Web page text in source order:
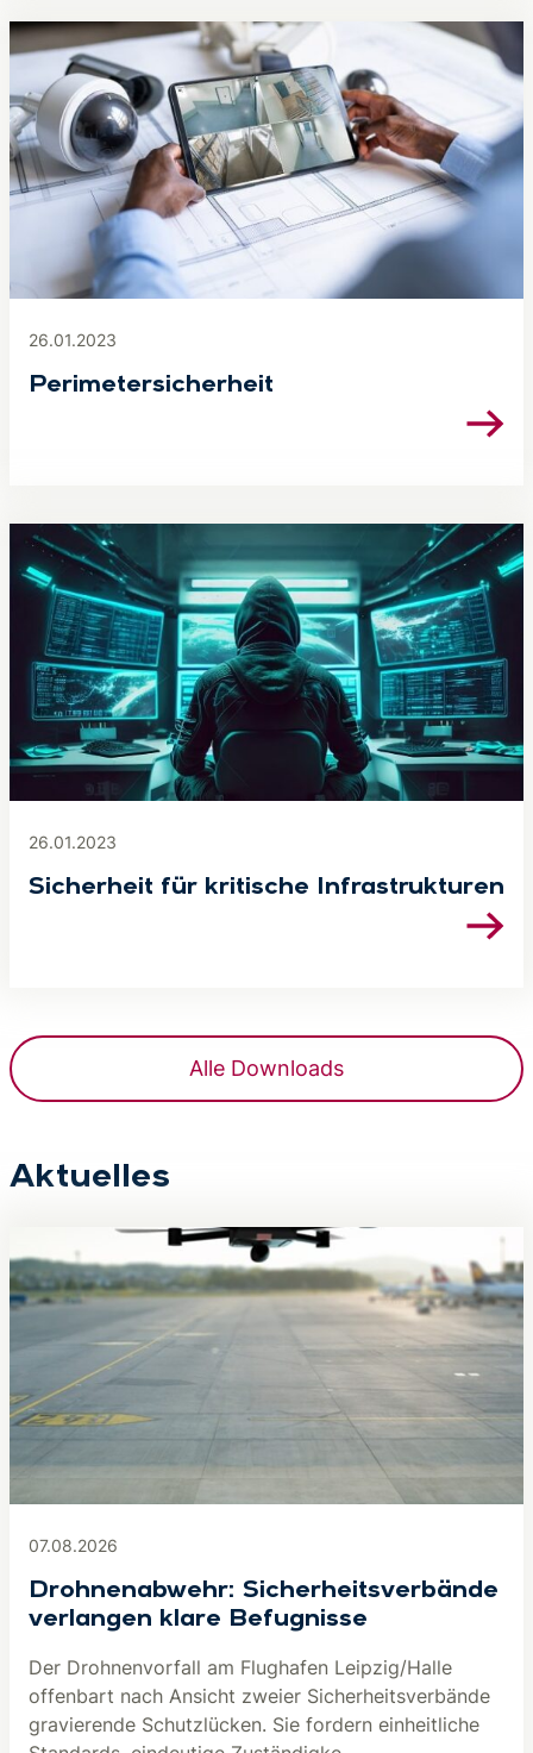
26.01.2023
Peri­me­ter­si­cher­heit
26.01.2023
Sicherheit für kritische Infrastrukturen
Alle Downloads
Aktuelles
07.08.2026
Drohnenabwehr: Sicherheitsverbände
verlangen klare Befugnisse
Der Drohnenvorfall am Flughafen Leipzig/Halle
offenbart nach Ansicht zweier Sicherheitsverbände
gravierende Schutzlücken. Sie fordern einheitliche